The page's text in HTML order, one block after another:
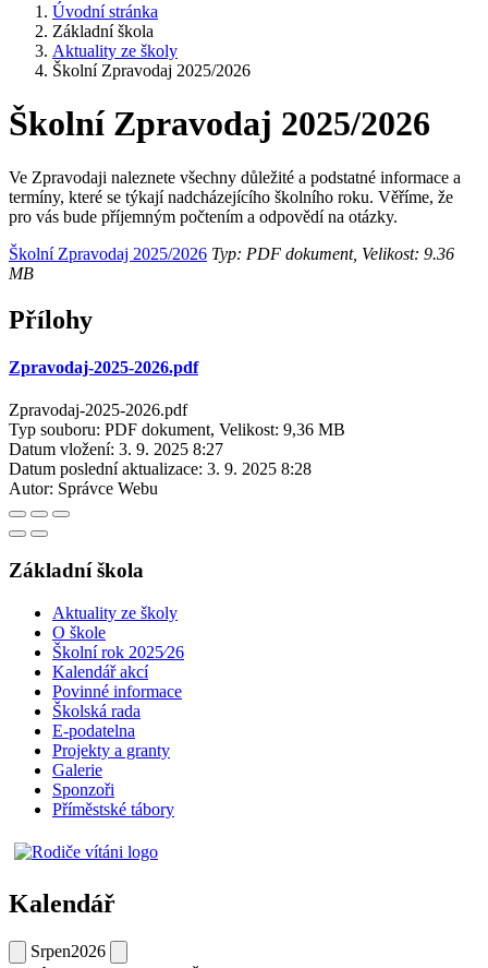
Úvodní stránka
Základní škola
Aktuality ze školy
Školní Zpravodaj 2025/2026
Školní Zpravodaj 2025/2026
Ve Zpravodaji naleznete všechny důležité a podstatné informace a
termíny, které se týkají nadcházejícího školního roku. Věříme, že
pro vás bude příjemným počtením a odpovědí na otázky.
Školní Zpravodaj 2025/2026 Typ: PDF dokument, Velikost: 9.36
MB
Přílohy
Zpravodaj-2025-2026.pdf
Zpravodaj-2025-2026.pdf
Typ souboru: PDF dokument, Velikost: 9,36 MB
Datum vložení: 3. 9. 2025 8:27
Datum poslední aktualizace: 3. 9. 2025 8:28
Autor: Správce Webu
Základní škola
Aktuality ze školy
O škole
Školní rok 2025⁄26
Kalendář akcí
Povinné informace
Školská rada
E-podatelna
Projekty a granty
Galerie
Sponzoři
Příměstské tábory
Kalendář
Srpen2026